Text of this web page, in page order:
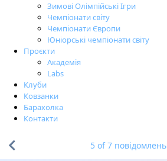
Зимові Олімпійські Ігри
Чемпіонати світу
Чемпіонати Європи
Юніорські чемпіонати світу
Проєкти
Академія
Labs
Клуби
Ковзанки
Барахолка
Контакти
5 of7 повідомлень